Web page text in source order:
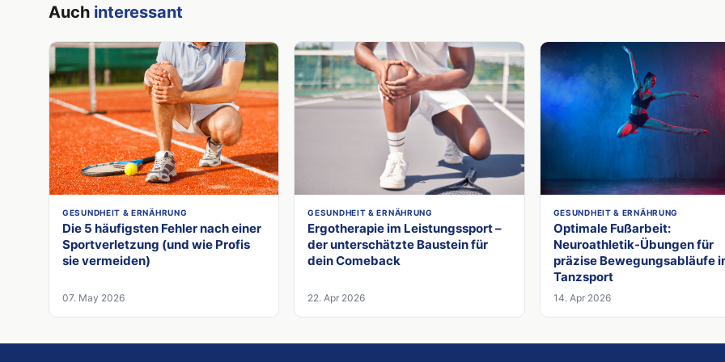
Auch interessant
GESUNDHEIT & ERNÄHRUNG
Die 5 häufigsten Fehler nach einer
Sportverletzung (und wie Profis
sie vermeiden)
07. May 2026
GESUNDHEIT & ERNÄHRUNG
Ergotherapie im Leistungssport –
der unterschätzte Baustein für
dein Comeback
22. Apr 2026
GESUNDHEIT & ERNÄHRUNG
Optimale Fußarbeit:
Neuroathletik-Übungen für
präzise Bewegungsabläufe
Tanzsport
14. Apr 2026